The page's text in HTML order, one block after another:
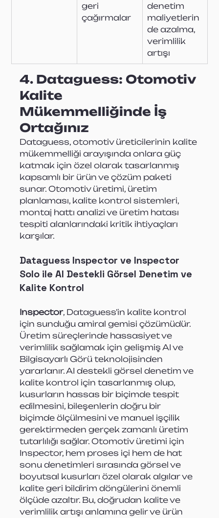
geri
çağırmalar
denetim
maliyetlerin
de azalma,
verimlilik
artışı
4. Dataguess: Otomotiv
Kalite
Mükemmelliğinde İş
Ortağınız
Dataguess, otomotiv üreticilerinin kalite
mükemmelliği arayışında onlara güç
katmak için özel olarak tasarlanmış
kapsamlı bir ürün ve çözüm paketi
sunar. Otomotiv üretimi, üretim
planlaması, kalite kontrol sistemleri,
montaj hattı analizi ve üretim hatası
tespiti alanlarındaki kritik ihtiyaçları
karşılar.
Dataguess Inspector ve Inspector
Solo ile AI Destekli Görsel Denetim ve
Kalite Kontrol
Inspector, Dataguess'in kalite kontrol
için sunduğu amiral gemisi çözümüdür.
Üretim süreçlerinde hassasiyet ve
verimlilik sağlamak için gelişmiş AI ve
Bilgisayarlı Görü teknolojisinden
yararlanır. AI destekli görsel denetim ve
kalite kontrol için tasarlanmış olup,
kusurların hassas bir biçimde tespit
edilmesini, bileşenlerin doğru bir
biçimde ölçülmesini ve manuel işçilik
gerektirmeden gerçek zamanlı üretim
tutarlılığı sağlar. Otomotiv üretimi için
Inspector, hem proses içi hem de hat
sonu denetimleri sırasında görsel ve
boyutsal kusurları özel olarak algılar ve
kalite geri bildirim döngülerini önemli
ölçüde azaltır. Bu, doğrudan kalite ve
verimlilik artışı anlamına gelir ve ürün